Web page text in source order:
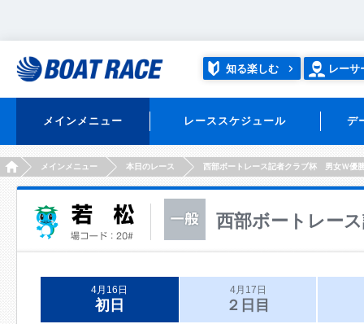
知る楽しむ レーサ
メインメニュー レーススケジュール デ
HOMEメインメニュー 本日のレース 西部ボートレース記者クラブ杯 男女Ｗ優
西部ボートレー
4月16日
初日
4月17日
２日目